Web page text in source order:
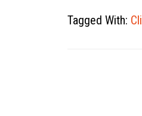
mana pengguna
untuk mengklik
Tagged With: